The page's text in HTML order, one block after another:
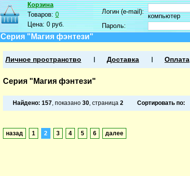
Корзина
Товаров:0
Цена:0 руб.
Логин (e-mail):
компьютер
Пароль:
Серия "Магия фэнтези"
Личное пространство Доставка Оплата
Серия "Магия фэнтези"
Найдено: 157, показано 30, страница 2 Сортировать по:
назад 1 2 3 4 5 6 далее